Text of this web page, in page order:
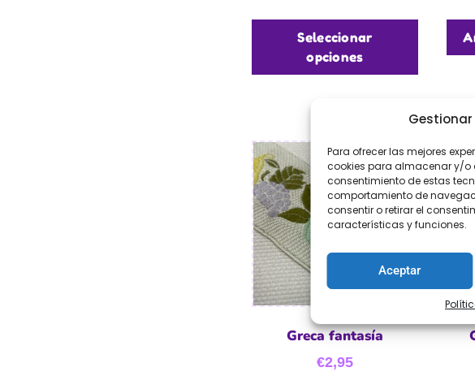
Para ofrecer las mejores
cookies para almacenar y/o
consentimiento de estas
comportamiento de
consentir o retirar el
características y funciones.
Aceptar
Seleccionar
opciones
Greca fantasía
€2,95